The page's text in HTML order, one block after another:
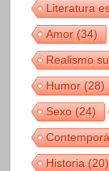
Literatura
Amor(34)
Realismo
Humor(28)
Sexo(24)
Historia(20)